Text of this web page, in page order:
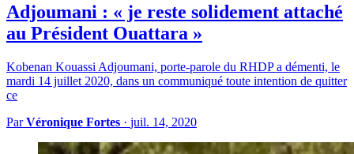
Adjoumani : « je reste solidement attaché
au Président Ouattara »
Kobenan Kouassi Adjoumani, porte-parole du RHDP a démenti, le
mardi 14 juillet 2020, dans un communiqué toute intention de quitter
ce
ParVéronique Fortes · juil. 14, 2020